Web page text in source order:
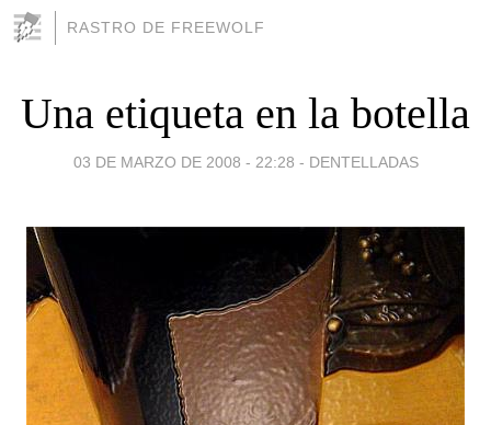
RASTRO DE FREEWOLF
Una etiqueta en la botella
03 DE MARZO DE 2008 - 22:28 - DENTELLADAS